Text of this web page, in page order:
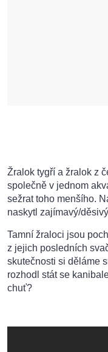
Žralok tygří a žralok z
společně v jednom
sežrat toho menšího.
naskytl zajímavý/
Tamní žraloci jsou
z jejich posledních
skutečnosti si děláme
rozhodl stát se
chuť?